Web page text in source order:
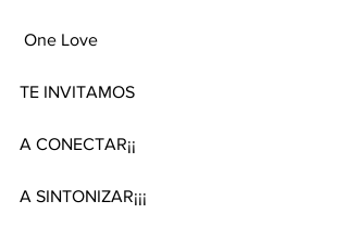
One Love
TE INVITAMOS
A CONECTAR¡¡
A SINTONIZAR¡¡¡